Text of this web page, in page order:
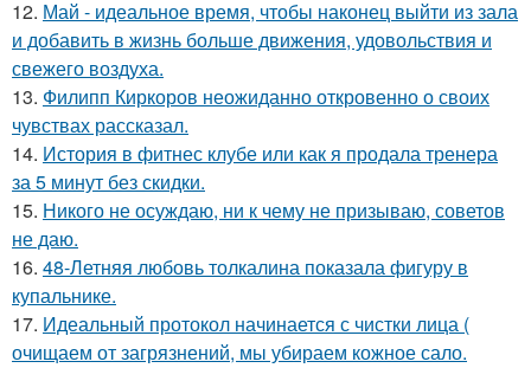
12. Май - идеальное время, чтобы наконец выйти из зала
и добавить в жизнь больше движения, удовольствия и
свежего воздуха.
13. Филипп Киркоров неожиданно откровенно о своих
чувствах рассказал.
14. История в фитнес клубе или как я продала тренера
за 5 минут без скидки.
15. Никого не осуждаю, ни к чему не призываю, советов
не даю.
16. 48-Летняя любовь толкалина показала фигуру в
купальнике.
17. Идеальный протокол начинается с чистки лица (
очищаем от загрязнений, мы убираем кожное сало.